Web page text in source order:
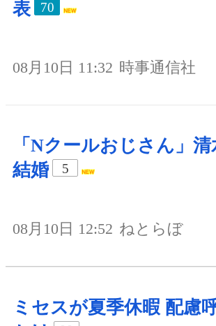
表
70
08月10日 11:32 時事通信社
「Nクールおじさん」
結婚
5
08月10日 12:52 ねとらぼ
ミセスが夏季休暇 配慮